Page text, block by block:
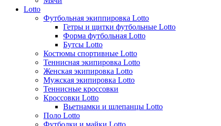
Lotto
Футбольная экиппировка Lotto
Гетры и щитки футбольные Lotto
Форма футбольная Lotto
Бутсы Lotto
Костюмы спортивные Lotto
Теннисная экипировка Lotto
Женская экипировка Lotto
Мужская экипировка Lotto
Теннисные кроссовки
Кроссовки Lotto
Вьетнамки и шлепанцы Lotto
Поло Lotto
Футболки и майки Lotto